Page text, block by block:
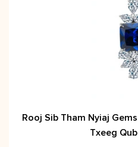
Rooj Sib Tham Nyiaj
Txeeg